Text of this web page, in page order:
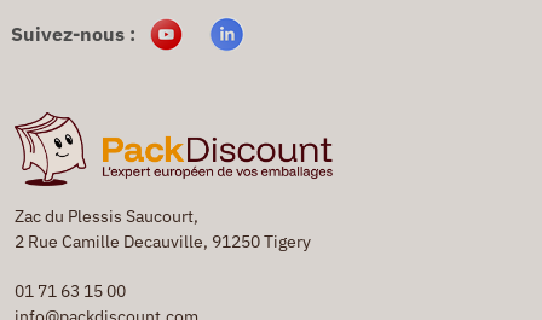
Zac du Plessis Saucourt,
2 Rue Camille Decauville, 91250 Tigery
01 71 63 15 00
Suivez-nous :